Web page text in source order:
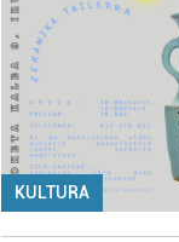
KULTURA